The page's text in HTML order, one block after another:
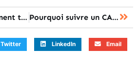
Découvrez comment transformer votre stress en énergie créative grâce à l’approche P@CTE et l’accompagnement d’un coach professionnel. Pourquoi suivre un CAP couturière à distance pour sa reconversion ?
Twitter LinkedIn Email